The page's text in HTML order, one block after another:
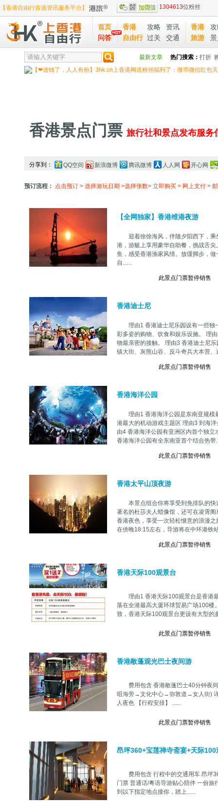
【香港自由行首选资讯服务平台】 1304613位粉丝
首页
问答
香港
自由行
攻略
资讯
过关
交通
香港
旅游
最新文章 热门搜索： 打折
香港景点门票 旅行社和景点发布服务
分享到： QQ空间 新浪微博 腾讯微博 人人网 开心网
预订流程： 点击预订 > 选择游玩日期 >选择张数> 立即购买 > 网上支付 >
【全网独家】香港维港夜游
迎着徐徐海风，伴随夕阳西下，乘
港，游艇上享用豪华自助餐，挑战舌
鱼，感受香港渔家风情。放缓脚步，
自......
此景点门票暂停销售
香港迪士尼
理由1 香港迪士尼乐园设有一些独
彩多姿的购物、饮食和娱乐设施。 理
物最亲密的接触。 理由3 香港迪士尼
镇大街、灰熊山谷、反斗奇兵大本营
此景点门票暂停销售
香港海洋公园
理由1 香港海洋公园是东南亚规模
港最大的机动游戏主题区 理由3 到海
由4 香港海洋公园有亚洲区内首个独
香港海洋公园有全东南亚首个结合热带
此景点门票暂停销售
香港太平山顶夜游
本景点组合你将享受到免排队的快
著名的杜莎夫人蜡像馆，还可在凌霄
香港夜色，享受一次轻松惬意的浪漫
在傍晚18:15左右，导游将在中环港铁
此景点门票暂停销售
香港天际100观景台
理由1 香港天际100观景台是香港最
落在全港最高大厦环球贸易广场100楼
致，香港天际100观景台更设有大型的
此景点门票暂停销售
香港敞蓬观光巴士夜间游
费用包含 香港敞蓬巴士40分钟夜
咀海旁→文化中心→弥敦道→女人街)
人夜色 【行程安排】 ......
此景点门票暂停销售
昂坪360+宝莲禅寺斋宴+天际
费用包含 行程中的交通用车 昂坪
门票 普通话/粤语导游贴心陪伴 一份
到以下指定地点接你，踏上......